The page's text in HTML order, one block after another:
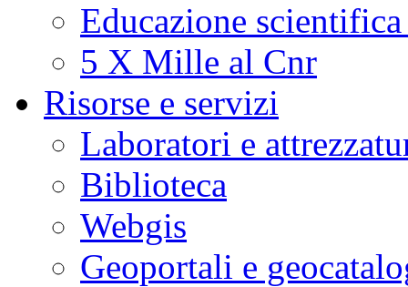
Educazione
5 X Mille al Cnr
Risorse e servizi
Laboratori e
Biblioteca
Webgis
Geoportali e